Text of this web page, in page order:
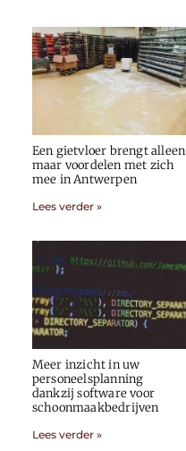
Een gietvloer brengt alleen
maar voordelen met zich
mee in Antwerpen
Lees verder »
Meer inzicht in uw
personeelsplanning
dankzij software voor
schoonmaakbedrijven
Lees verder »